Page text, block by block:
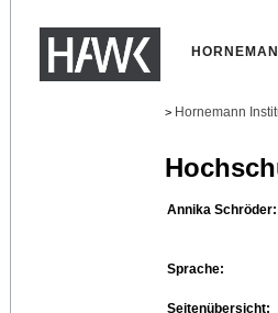
> Hornemann
Annika Schröder:
Sprache:
Seitenübersicht: